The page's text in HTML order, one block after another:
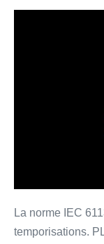
La norme IEC
temporisations.